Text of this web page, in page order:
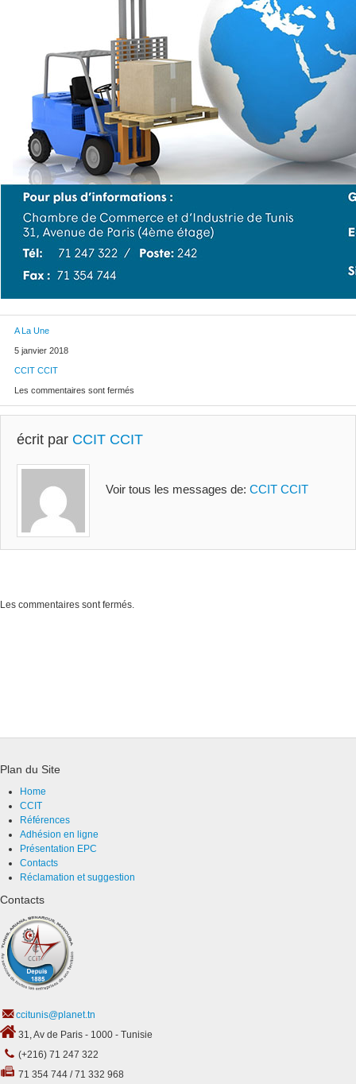
A La Une
5 janvier 2018
CCIT CCIT
Les commentaires sont fermés
écrit par CCIT CCIT
Voir tous les messages de: CCIT CCIT
Les commentaires sont fermés.
Plan du Site
Home
CCIT
Références
Adhésion en ligne
Présentation EPC
Contacts
Réclamation et suggestion
Contacts
ccitunis@planet.tn
31, Av de Paris - 1000 - Tunisie
(+216) 71 247 322
71 354 744 / 71 332 968